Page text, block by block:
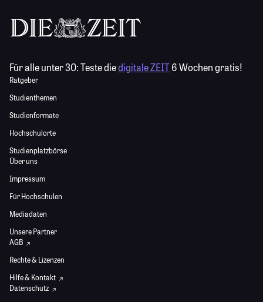
Für alle unter 30:Teste diedigitale ZEIT6 Wochen gratis!
Ratgeber
Studienthemen
Studienformate
Hochschulorte
Studienplatzbörse
Über uns
Impressum
Für Hochschulen
Mediadaten
Unsere Partner
AGB
Rechte & Lizenzen
Hilfe & Kontakt
Datenschutz